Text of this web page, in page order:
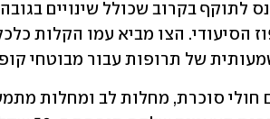
של תרופות עבור מבוטחי